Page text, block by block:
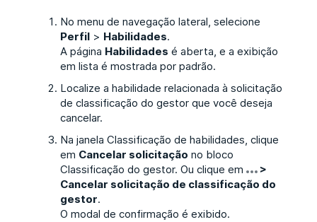
No menu de navegação lateral, selecione
Perfil> Habilidades.
A página Habilidades é aberta, e a exibição
em lista é mostrada por padrão.
Localize a habilidade relacionada à solicitação
de classificação do gestor que você deseja
cancelar.
Na janela Classificação de habilidades, clique
em Cancelar solicitação no bloco
Classificação do gestor. Ou clique em
>
Cancelar solicitação de classificação do
gestor.
O modal de confirmação é exibido.